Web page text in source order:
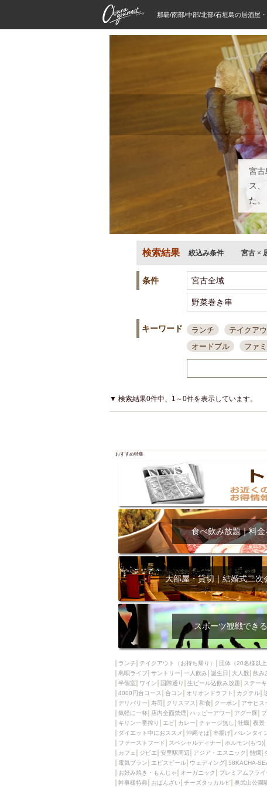
那覇/南部/中部/北部/石垣島の居酒屋
宮古
ス
た。
検索結果 絞込み条件 宮古 ×
条件
キーワード ランチ テイクア
オードブル
ファ
接待・会食
ちょ
結婚式二次会
夜10時以降入店可
アサヒスーパードライ
大部屋50名以上～
ハッピーアワー
飲み放題付きコース
キリン一番搾り
アレルギー対応可能
ダイエット中におス
ソファー
激辛料理
ファーストフード
スクリーン
スペ
カニ
カフェ
ホッピー
焼肉
マイク
サッポロ
市立病院前駅周辺
綺麗orお洒落なトイレ
クラフトビール
壺川駅周辺
秋限
ラクレット
赤嶺
▼ 検索結果0件中、1～0件を表示しています。
おすすめ特集
食べ飲み放題｜料
大部屋・貸切｜結婚式二次
スポーツ観戦でき
ランチ テイクアウト（お持ち帰り） 団体（20名様以上
島唄ライブ サントリー 一人飲み 誕生日 大人数 飲み
半個室
ワイン 国際通り 生ビール込飲み放題 ステーキ
4000円台コース
合コン オリオンドラフト カクテル
デリバリー
寿司 クリスマス 和食 クーポン アサヒス
気軽に一杯
店内全面禁煙 ハッピーアワー アグー豚
キリン一番搾り
エビ カレー チャージ無し 牡蠣 夜景
ダイエット中におススメ
沖縄そば 串揚げ バレンタイ
ファーストフード
スペシャルディナー ホルモン(もつ)
カフェ
ジビエ 安里駅周辺 アジア・エスニック 熱燗
電気ブラン
エビスビール ウェディング 58KACHA-
お好み焼き・もんじゃ
オーガニック プレミアムフライ
幹事様特典
おばんざい チーズタッカルビ 奥武山公園